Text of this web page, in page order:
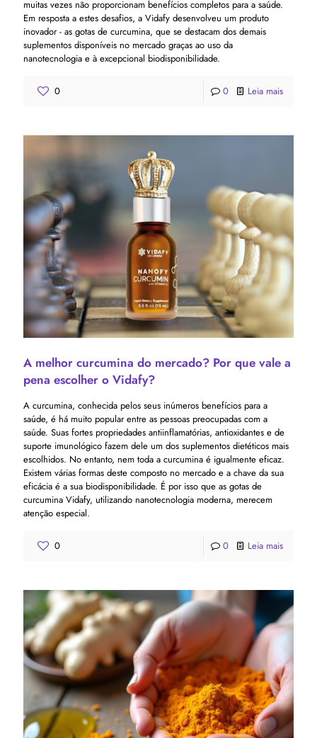
muitas vezes não proporcionam benefícios completos para a saúde.
Em resposta a estes desafios, a Vidafy desenvolveu um produto
inovador - as gotas de curcumina, que se destacam dos demais
suplementos disponíveis no mercado graças ao uso da
nanotecnologia e à excepcional biodisponibilidade.
0 0 Leia mais
A melhor curcumina do mercado? Por que vale a
pena escolher o Vidafy?
A curcumina, conhecida pelos seus inúmeros benefícios para a
saúde, é há muito popular entre as pessoas preocupadas com a
saúde. Suas fortes propriedades antiinflamatórias, antioxidantes e de
suporte imunológico fazem dele um dos suplementos dietéticos mais
escolhidos. No entanto, nem toda a curcumina é igualmente eficaz.
Existem várias formas deste composto no mercado e a chave da sua
eficácia é a sua biodisponibilidade. É por isso que as gotas de
curcumina Vidafy, utilizando nanotecnologia moderna, merecem
atenção especial.
0 0 Leia mais